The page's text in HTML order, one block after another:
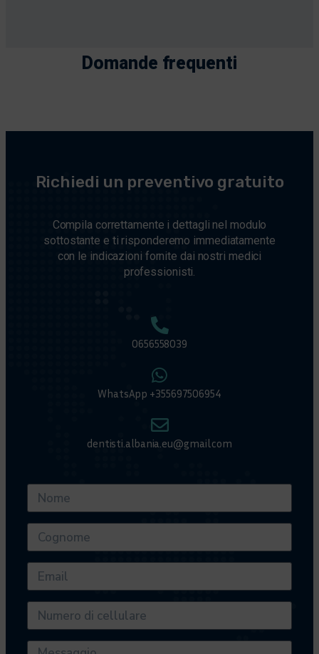
Domande frequenti
Richiedi un preventivo gratuito
Compila correttamente i dettagli nel modulo
sottostante e ti risponderemo immediatamente
con le indicazioni fornite dai nostri medici
professionisti.
0656558039
WhatsApp +355697506954
dentisti.albania.eu@gmail.com